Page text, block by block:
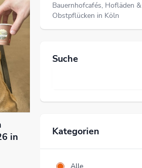
in
Bauernhofcafés, Hofläden &
Obstpflücken in Köln
Suche
Kategorien